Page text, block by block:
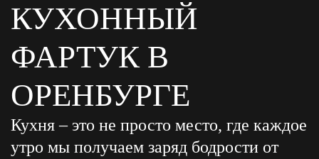
КУХОННЫЙ
ФАРТУК В
ОРЕНБУРГЕ
Кухня – это не просто место, где каждое
утро мы получаем заряд бодрости от